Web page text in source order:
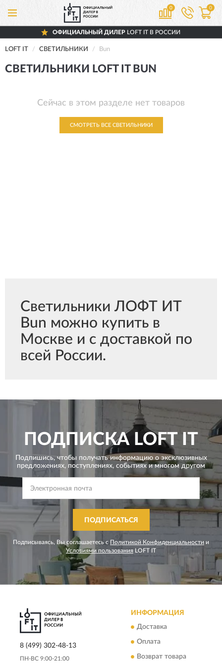
0 0
ОФИЦИАЛЬНЫЙ ДИЛЕРLOFT IT В РОССИИ
LOFT IT СВЕТИЛЬНИКИ Bun
СВЕТИЛЬНИКИ LOFT IT BUN
Сейчас в этом разделе нет товаров
СМОТРЕТЬ ВСЕ СВЕТИЛЬНИКИ
Светильники ЛОФТ ИТ
Bun можно купить в
Москве и с доставкой по
всей России.
ПОДПИСКА LOFT IT
Подпишись, чтобы получать информацию о эксклюзивных
предложениях, поступлениях, событиях и многом другом
ПОДПИСАТЬСЯ
Подписываясь, Вы соглашаетесь с Политикой Конфиденциальности и
Условиями пользования LOFT IT
8 (499) 302-48-13
ПН-ВС 9:00-21:00
ИНФОРМАЦИЯ
Доставка
Оплата
Возврат товара